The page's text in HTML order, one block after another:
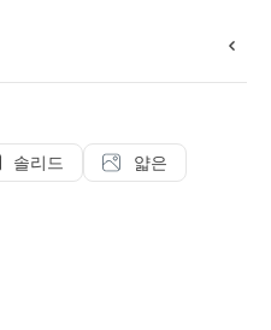
솔리드 얇은
아이콘 인터페이스 아이콘